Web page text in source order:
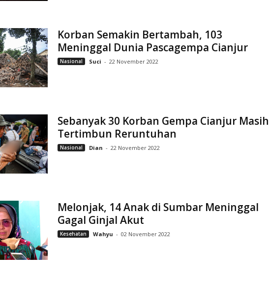
Korban Semakin Bertambah, 103
Meninggal Dunia Pascagempa Cianjur
Nasional Suci - 22 November 2022
Sebanyak 30 Korban Gempa Cianjur Masih
Tertimbun Reruntuhan
Nasional Dian - 22 November 2022
Melonjak, 14 Anak di Sumbar Meninggal
Gagal Ginjal Akut
Kesehatan Wahyu - 02 November 2022